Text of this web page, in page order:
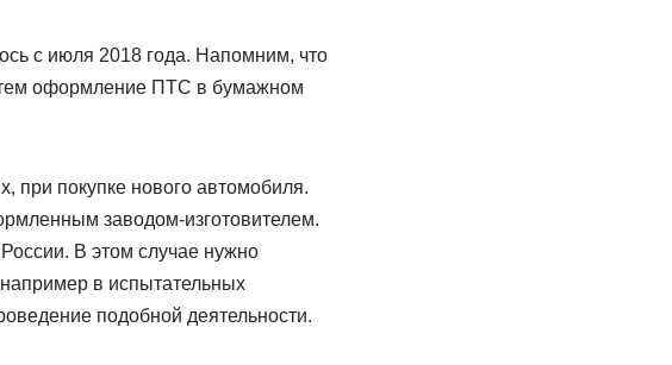
с июля 2018 года. Напомним, что
оформление ПТС в бумажном
при покупке нового автомобиля.
заводом-изготовителем.
В этом случае нужно
в испытательных
подобной деятельности.